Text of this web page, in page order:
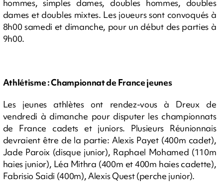
hommes, simples dames, doubles hommes, doubles
dames et doubles mixtes. Les joueurs sont convoqués à
8h00 samedi et dimanche, pour un début des parties à
9h00.
Athlétisme : Championnat de France jeunes
Les jeunes athlètes ont rendez-vous à Dreux de
vendredi à dimanche pour disputer les championnats
de France cadets et juniors. Plusieurs Réunionnais
devraient être de la partie: Alexis Payet (400m cadet),
Jade Paroix (disque junior), Raphael Mohamed (110m
haies junior), Léa Mithra (400m et 400m haies cadette),
Fabrisio Saidi (400m), Alexis Quest (perche junior).